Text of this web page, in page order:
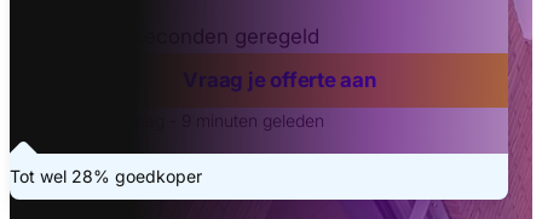
Binnen 20 seconden geregeld
Vraag je offerte aan
Laatste aanvraag - 9 minuten geleden
Tot wel 28% goedkoper